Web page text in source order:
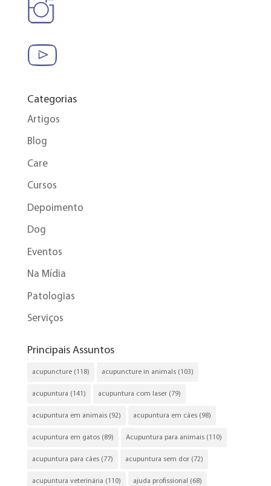
Categorias
Artigos
Blog
Care
Cursos
Depoimento
Dog
Eventos
Na Mídia
Patologias
Serviços
Principais Assuntos
acupuncture(118) acupuncture in animals(103)
acupuntura (141) acupuntura com laser(79)
acupuntura em animais(92) acupuntura em cães(98)
acupuntura em gatos(89) Acupuntura para animais(110)
acupuntura para cães(77) acupuntura sem dor(72)
acupuntura veterinária (110) ajuda profissional (68)